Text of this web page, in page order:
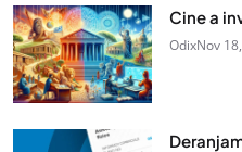
Cine a
OdixNov